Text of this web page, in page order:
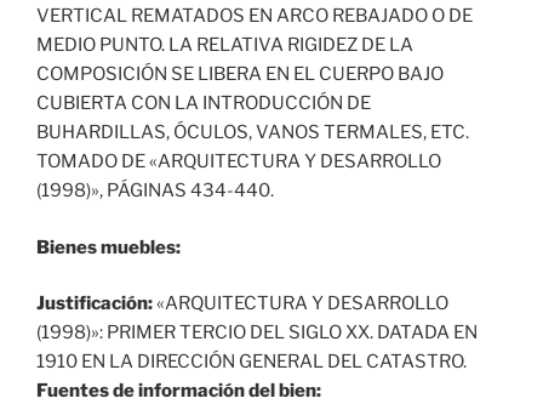
VERTICAL REMATADOS EN ARCO REBAJADO O DE
MEDIO PUNTO. LA RELATIVA RIGIDEZ DE LA
COMPOSICIÓN SE LIBERA EN EL CUERPO BAJO
CUBIERTA CON LA INTRODUCCIÓN DE
BUHARDILLAS, ÓCULOS, VANOS TERMALES, ETC.
TOMADO DE «ARQUITECTURA Y DESARROLLO
(1998)», PÁGINAS 434-440.
Bienes muebles:
Justificación:«ARQUITECTURA Y DESARROLLO
(1998)»: PRIMER TERCIO DEL SIGLO XX. DATADA EN
1910 EN LA DIRECCIÓN GENERAL DEL CATASTRO.
Fuentes de información del bien: